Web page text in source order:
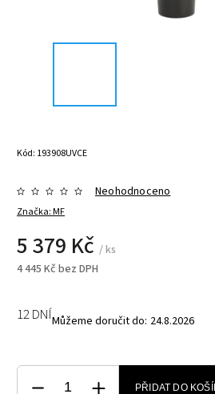
Kód: 193908UVCE
Značka:MF
Neohodnoceno
5 379 Kč / ks
4 445 Kč bez DPH
12 DNÍMůžeme doručit do: 24.8.2026
PŘIDAT DO